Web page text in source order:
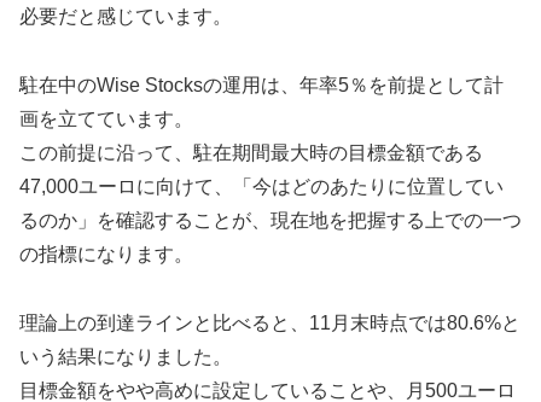
必要だと感じています。
駐在中のWise Stocksの運用は、年率5％を前提として計
画を立てています。
この前提に沿って、駐在期間最大時の目標金額である
47,000ユーロに向けて、「今はどのあたりに位置してい
るのか」を確認することが、現在地を把握する上での一つ
の指標になります。
理論上の到達ラインと比べると、11月末時点では80.6%と
いう結果になりました。
目標金額をやや高めに設定していることや、月500ユーロ